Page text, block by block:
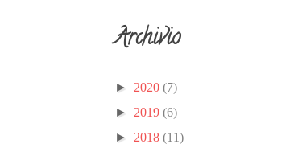
Archivio
► 2020 (7)
► 2019 (6)
► 2018 (11)